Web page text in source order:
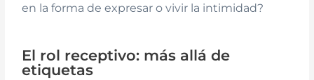
en la forma de expresar o vivir la intimidad?
El rol receptivo: más allá de
etiquetas